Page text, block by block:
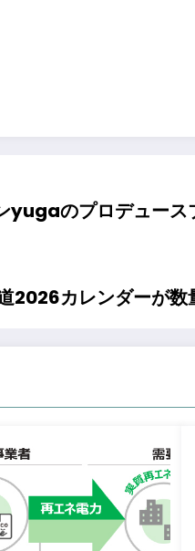
yugaのプロデュー
2026カレンダーが数